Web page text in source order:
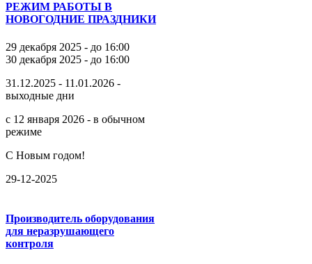
РЕЖИМ РАБОТЫ В
НОВОГОДНИЕ ПРАЗДНИКИ
29 декабря 2025 - до 16:00
30 декабря 2025 - до 16:00
31.12.2025 - 11.01.2026 -
выходные дни
с 12 января 2026 - в обычном
режиме
С Новым годом!
29-12-2025
Производитель оборудования
для неразрушающего
контроля